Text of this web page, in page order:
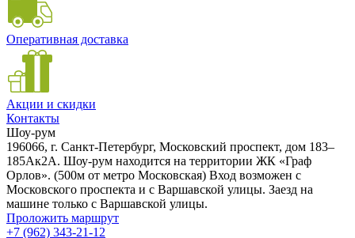
Оперативная доставка
Акции и скидки
Контакты
Шоу-рум
196066, г. Санкт-Петербург, Московский проспект, дом 183–
185Ак2А. Шоу-рум находится на территории ЖК «Граф
Орлов». (500м от метро Московская) Вход возможен с
Московского проспекта и с Варшавской улицы. Заезд на
машине только с Варшавской улицы.
Проложить маршрут
+7 (962) 343-21-12